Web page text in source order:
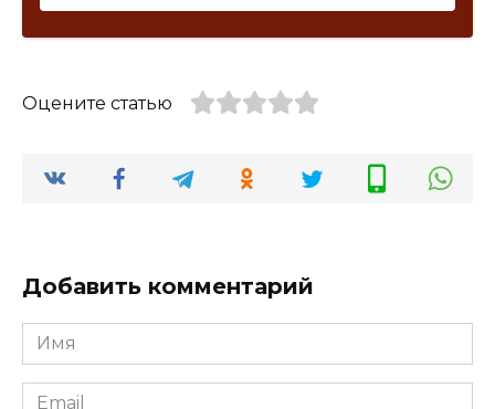
Оцените статью
Добавить комментарий
Имя
*
Email